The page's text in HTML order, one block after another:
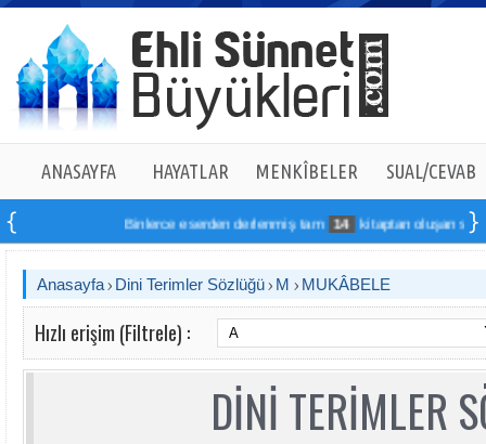
ANASAYFA HAYATLAR MENKÎBELER SUAL/CEVAB
Binlerce eserden derlenmiş tam 14 kitaptan oluşan seti
Anasayfa Dini Terimler Sözlüğü M MUKÂBELE
Hızlı erişim (Filtrele) :
DİNİ TERİMLER